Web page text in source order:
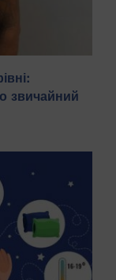
21-річної
України.
звичайний